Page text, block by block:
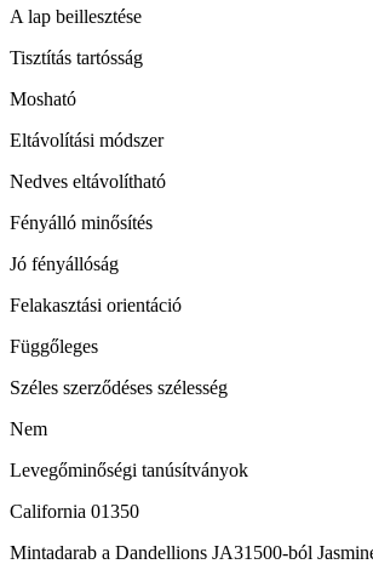
A lap beillesztése
Tisztítás tartósság
Mosható
Eltávolítási módszer
Nedves eltávolítható
Fényálló minősítés
Jó fényállóság
Felakasztási orientáció
Függőleges
Széles szerződéses szélesség
Nem
Levegőminőségi tanúsítványok
California 01350
Mintadarab a Dandellions JA31500-ból